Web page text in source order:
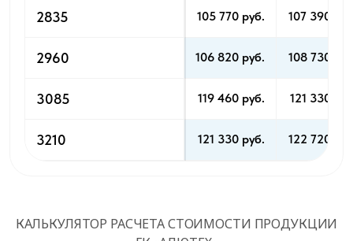
2835 105 770 pуб. 107 390
2960 106 820 pуб. 108 730
3085 119 460 pуб. 121 330
3210 121 330 pуб. 122 720